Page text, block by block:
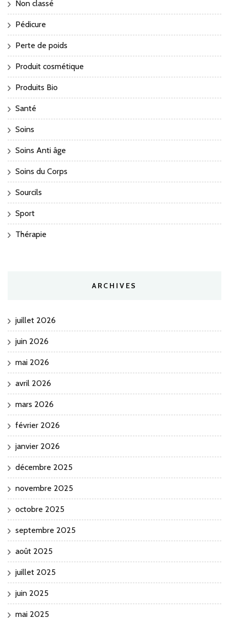
Non classé
Pédicure
Perte de poids
Produit cosmétique
Produits Bio
Santé
Soins
Soins Anti âge
Soins du Corps
Sourcils
Sport
Thérapie
ARCHIVES
juillet 2026
juin 2026
mai 2026
avril 2026
mars 2026
février 2026
janvier 2026
décembre 2025
novembre 2025
octobre 2025
septembre 2025
août 2025
juillet 2025
juin 2025
mai 2025